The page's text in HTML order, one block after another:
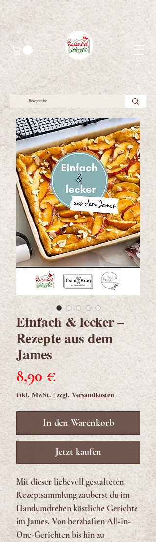
Einfach & lecker –
Rezepte aus dem
James
8,90 €Preis
inkl. MwSt. |zzgl. Versandkosten
In den Warenkorb
Jetzt kaufen
Mit dieser liebevoll gestalteten
Rezeptsammlung zauberst du im
Handumdrehen köstliche Gerichte
im James. Von herzhaften All-in-
One-Gerichten bis hin zu